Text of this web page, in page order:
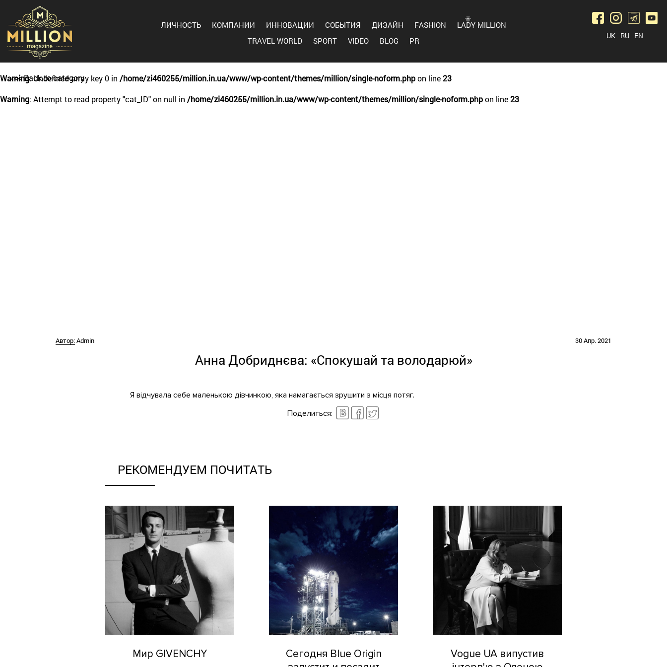
ЛИЧНОСТЬ КОМПАНИИ ИННОВАЦИИ СОБЫТИЯ ДИЗАЙН FASHION
LADY MILLION
TRAVEL WORLD
SPORT VIDEO BLOG PR
UK RU EN
Warning: Undefined array key 0 in /home/zi460255/million.in.ua/www/wp-content/themes/million/single-noform.phpon line23
Warning: Attempt to read property "cat_ID" on null in /home/zi460255/million.in.ua/www/wp-content/themes/million/single-noform.phpon line23
<<< Back to category
Автор:Admin 30 Апр. 2021
Анна Добриднєва: «Спокушай та володарюй»
Я відчувала себе маленькою дівчинкою, яка намагається зрушити з місця потяг.
Поделиться:
РЕКОМЕНДУЕМ ПОЧИТАТЬ
Мир GIVENCHY
Сегодня Blue Origin
Vogue UA випустив